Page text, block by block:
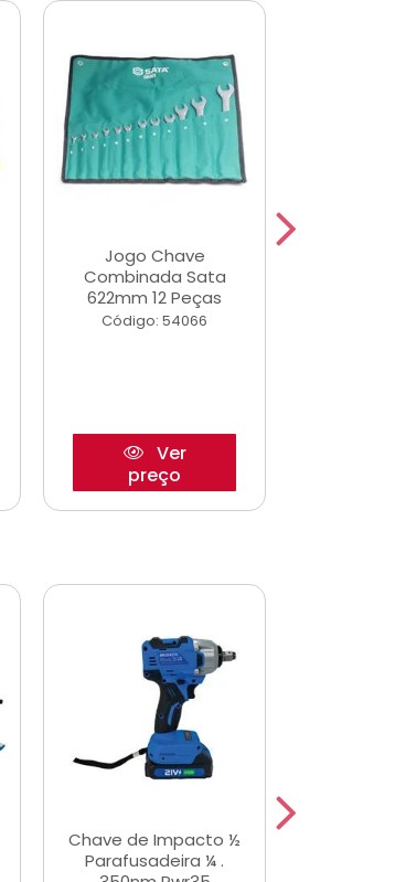
Jogo Chave
Combinada Sata
622mm 12 Peças
Código: 54066
Ver
preço
Chave de Impacto ½
Parafusadeira ¼ .